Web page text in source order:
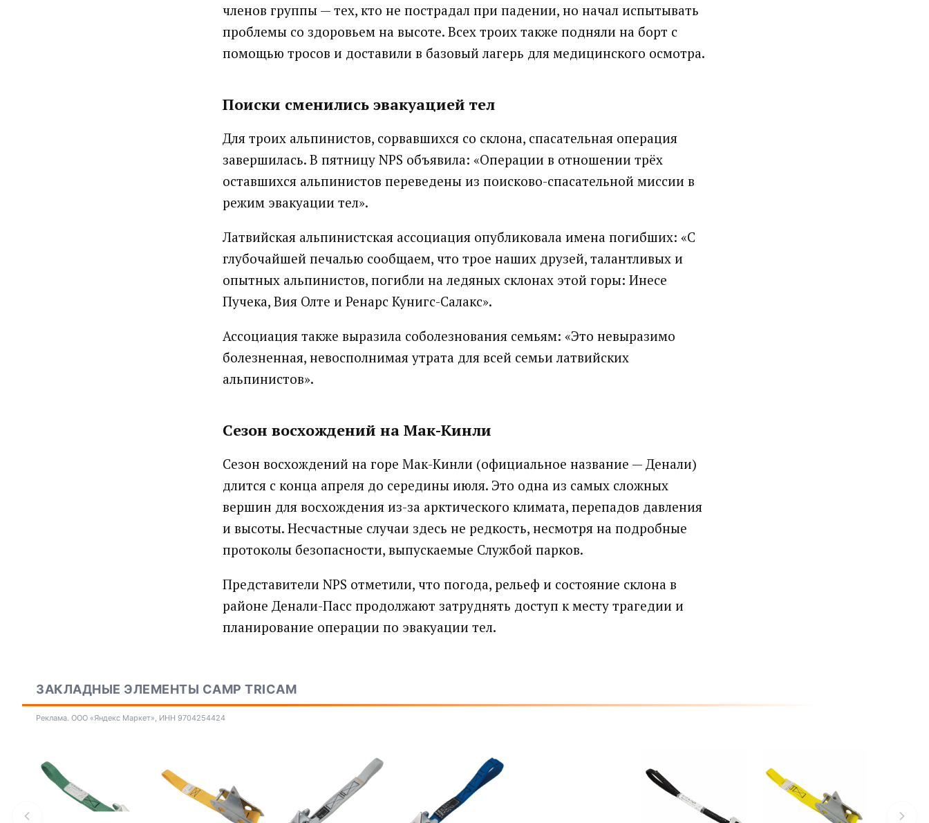
членов группы — тех, кто не пострадал при падении, но начал испытывать
проблемы со здоровьем на высоте. Всех троих также подняли на борт с
помощью тросов и доставили в базовый лагерь для медицинского осмотра.
Поиски сменились эвакуацией тел
Для троих альпинистов, сорвавшихся со склона, спасательная операция
завершилась. В пятницу NPS объявила: «Операции в отношении трёх
оставшихся альпинистов переведены из поисково-спасательной миссии в
режим эвакуации тел».
Латвийская альпинистская ассоциация опубликовала имена погибших: «С
глубочайшей печалью сообщаем, что трое наших друзей, талантливых и
опытных альпинистов, погибли на ледяных склонах этой горы: Инесе
Пучека, Вия Олте и Ренарс Кунигс-Салакс».
Ассоциация также выразила соболезнования семьям: «Это невыразимо
болезненная, невосполнимая утрата для всей семьи латвийских
альпинистов».
Сезон восхождений на Мак-Кинли
Сезон восхождений на горе Мак-Кинли (официальное название — Денали)
длится с конца апреля до середины июля. Это одна из самых сложных
вершин для восхождения из-за арктического климата, перепадов давления
и высоты. Несчастные случаи здесь не редкость, несмотря на подробные
протоколы безопасности, выпускаемые Службой парков.
Представители NPS отметили, что погода, рельеф и состояние склона в
районе Денали-Пасс продолжают затруднять доступ к месту трагедии и
планирование операции по эвакуации тел.
ЗАКЛАДНЫЕ ЭЛЕМЕНТЫ CAMP TRICAM
Реклама. ООО «Яндекс Маркет», ИНН 9704254424